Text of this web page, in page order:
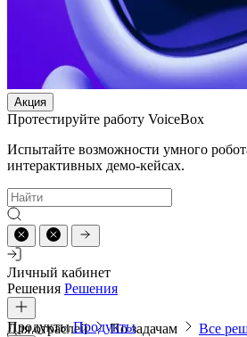
Акция
Протестируйте работу VoiceBox
Испытайте возможности умного
интерактивных демо-кейсах.
Личный кабинет
Решения Решения
Для отраслей По задачам Все
ПродуктыПродукты